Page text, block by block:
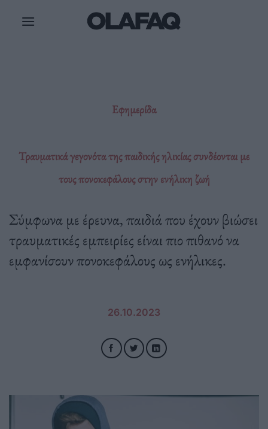
Εφημερίδα
Τραυματικά γεγονότα της παιδικής ηλικίας συνδέονται με
τους πονοκεφάλους στην ενήλικη ζωή
Σύμφωνα με έρευνα, παιδιά που έχουν βιώσει
τραυματικές εμπειρίες είναι πιο πιθανό να
εμφανίσουν πονοκεφάλους ως ενήλικες.
26.10.2023